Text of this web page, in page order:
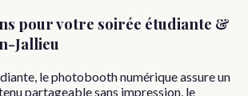
pour votre soirée étudiante &
Jallieu
le photobooth numérique assure un
partageable sans impression, le